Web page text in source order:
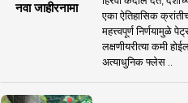
नवा जाहीरनामा
एका ऐतिहासिक
महत्त्वपूर्ण निर्णयामुळे
लक्षणीयरीत्या कमी
अत्याधुनिक फ्लेस ..